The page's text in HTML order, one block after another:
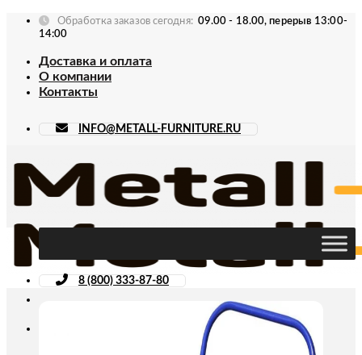
Skip
Обработка заказов сегодня: 09.00 - 18.00, перерыв 13:00-
14:00
Доставка и оплата
О компании
Контакты
INFO@METALL-FURNITURE.RU
8 (800) 333-87-80